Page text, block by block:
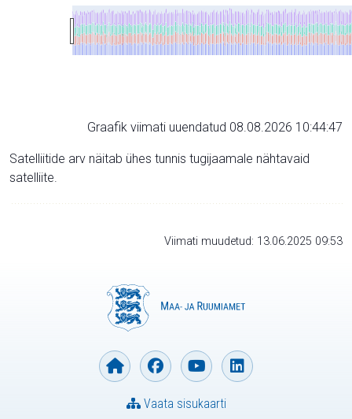
Graafik viimati uuendatud 08.08.2026 10:44:47
Satelliitide arv näitab ühes tunnis tugijaamale nähtavaid
satelliite.
Viimati muudetud: 13.06.2025 09:53
Vaata sisukaarti